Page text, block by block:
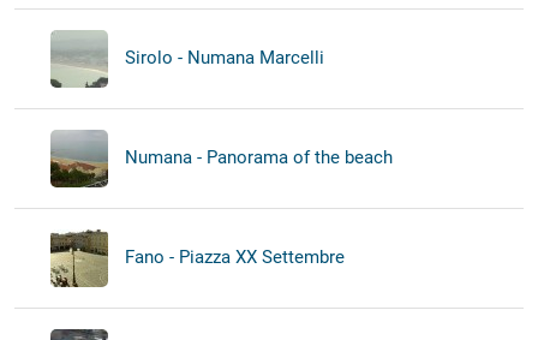
Sirolo - Numana Marcelli
Numana - Panorama of the beach
Fano - Piazza XX Settembre